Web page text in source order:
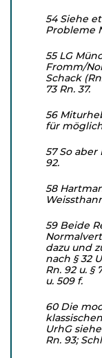
54 Siehe
Probleme
55 LG
Fromm/
Schack
73 Rn. 37.
56
für
57 So aber
92.
58
59 Beide
dazu und
nach § 32
Rn. 92 u. §
u. 509 f.
60 Die
UrhG
Rn. 93;